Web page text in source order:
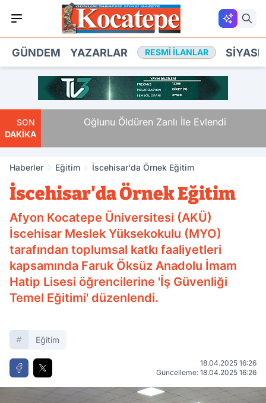
GÜNDEM YAZARLAR RESMI İLANLAR
SON
DAKİKA
Oğlunu Öldüren Zanlı İle Evlendi
Haberler Eğitim İscehisar'da Örnek Eğitim
İscehisar'da Örnek Eğitim
Afyon Kocatepe Üniversitesi (AKÜ)
İscehisar Meslek Yüksekokulu (MYO)
tarafından toplumsal katkı faaliyetleri
kapsamında Faruk Öksüz Anadolu İmam
Hatip Lisesi öğrencilerine 'İş Güvenliği
Temel Eğitimi' düzenlendi.
Eğitim
18.04.2025 16:26
Güncelleme: 18.04.2025 16:26